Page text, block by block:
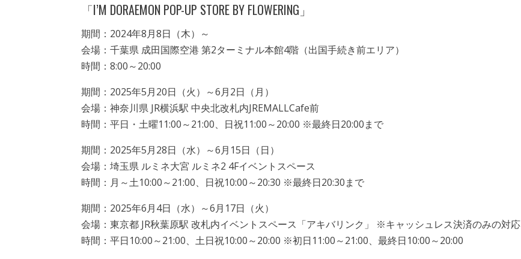
「I’M DORAEMON POP-UP STORE BY FLOWERING」
期間：2024年8月8日（木）～
会場：千葉県 成田国際空港 第2ターミナル本館4階（出国手続き前エリア）
時間：8:00～20:00
期間：2025年5月20日（火）～6月2日（月）
会場：神奈川県 JR横浜駅 中央北改札内JREMALLCafe前
時間：平日・土曜11:00～21:00、日祝11:00～20:00 ※最終日20:00まで
期間：2025年5月28日（水）～6月15日（日）
会場：埼玉県 ルミネ大宮 ルミネ2 4Fイベントスペース
時間：月～土10:00～21:00、日祝10:00～20:30 ※最終日20:30まで
期間：2025年6月4日（水）～6月17日（火）
会場：東京都 JR秋葉原駅 改札内イベントスペース「アキバリンク」 ※キャッシュレス決済のみの対応
時間：平日10:00～21:00、土日祝10:00～20:00 ※初日11:00～21:00、最終日10:00～20:00